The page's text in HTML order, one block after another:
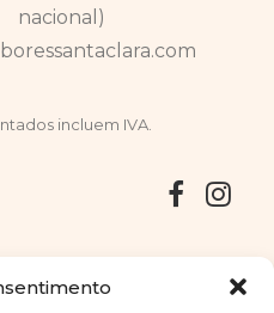
nacional)
incluem IVA.